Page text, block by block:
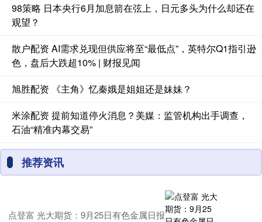
98策略 日本央行6月加息箭在弦上，日元多头为什么却还在
观望？
散户配资 AI需求兑现但供应将至“最低点”，英特尔Q1指引逊
色，盘后大跌超10% | 财报见闻
旭胜配资 《主角》忆秦娥是姐姐还是妹妹？
米涂配资 提前知道停火消息？美媒：监管机构出手调查，
石油“精准内幕交易”
推荐资讯
点登富 光大期货：9月25日有色金属日报